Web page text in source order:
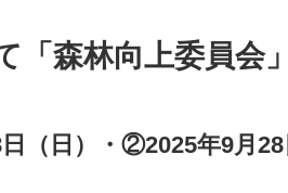
「森林向上委員会
（日）・②2025年9月